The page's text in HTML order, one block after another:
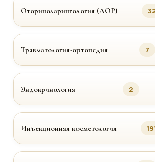
Оториноларингология (ЛОР)
Травматология-ортопедия 7
Эндокринология 2
Инъекционная косметология